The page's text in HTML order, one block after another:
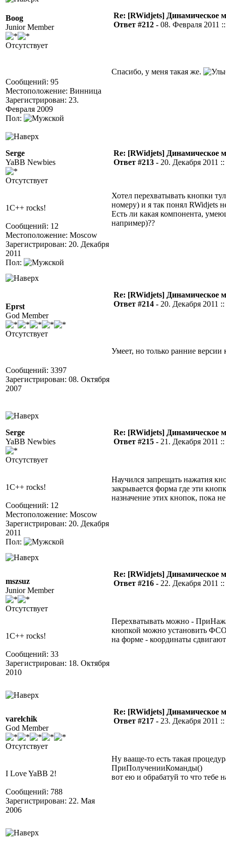
Boog
Junior Member
Отсутствует
Сообщений: 95
Местоположение: Винница
Зарегистрирован: 23.
Февраля 2009
Пол:
Re: [RWidjets] Динамическое
Ответ #212 - 08. Февраля 2011
Спасибо, у меня такая же.
Serge
YaBB Newbies
Отсутствует
1C++ rocks!
Сообщений: 12
Местоположение: Moscow
Зарегистрирован: 20. Декабря
2011
Пол:
Re: [RWidjets] Динамическое
Ответ #213 - 20. Декабря 2011
Хотел перехватывать кнопки
номеру) и я так понял RWidjets
Есть ли какая компонента,
например)??
Eprst
God Member
Отсутствует
Сообщений: 3397
Зарегистрирован: 08. Октября
2007
Re: [RWidjets] Динамическое
Ответ #214 - 20. Декабря 2011
Умеет, но только ранние
Serge
YaBB Newbies
Отсутствует
1C++ rocks!
Сообщений: 12
Местоположение: Moscow
Зарегистрирован: 20. Декабря
2011
Пол:
Re: [RWidjets] Динамическое
Ответ #215 - 21. Декабря 2011
Научился запрещать нажатия
закрывается форма где эти
назначение этих кнопок, пока
mszsuz
Junior Member
Отсутствует
1C++ rocks!
Сообщений: 33
Зарегистрирован: 18. Октября
2010
Re: [RWidjets] Динамическое
Ответ #216 - 22. Декабря 2011
Перехватывать можно -
кнопкой можно установить
на форме - координаты
varelchik
God Member
Отсутствует
I Love YaBB 2!
Сообщений: 788
Зарегистрирован: 22. Мая
2006
Re: [RWidjets] Динамическое
Ответ #217 - 23. Декабря 2011
Ну вааще-то есть такая
ПриПолученииКоманды()
вот ею и обрабатуй то что тебе